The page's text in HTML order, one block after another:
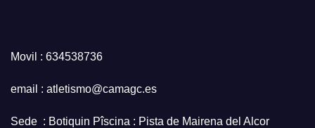
Movil : 634538736
email : atletismo@camagc.es
Sede : Botiquin Pîscina : Pista de Mairena del Alcor